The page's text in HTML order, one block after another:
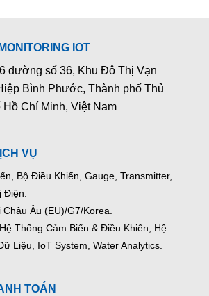
IOT
đường số 36, Khu Đô Thị Vạn
Bình Phước, Thành phố Thủ
Chí Minh, Việt Nam
VỤ
Bộ Điều Khiển, Gauge, Transmitter,
Điện.
Âu (EU)/G7/Korea.
Thống Cảm Biến & Điều Khiển, Hệ
Liệu, IoT System, Water Analytics.
TOÁN